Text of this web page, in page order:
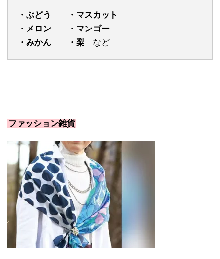
・ぶどう ・マスカット
・メロン ・マンゴー
・みかん ・梨 など
ファッション雑貨